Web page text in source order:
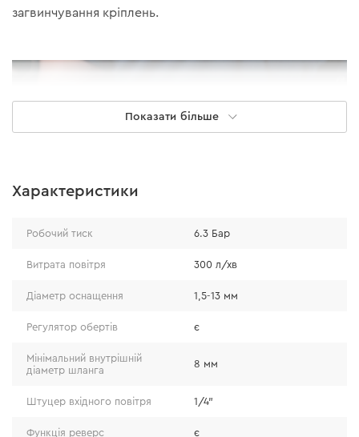
загвинчування кріплень.
Функціональність
розширює спектр виконуваних робіт (свердління,
та при роботі з деревом.
Показати більше
Характеристики
Робочий тиск 6.3 Бар
Витрата повітря 300 л/хв
Діаметр оснащення 1,5-13 мм
Регулятор обертів є
Мінімальний внутрішній
діаметр шланга
8 мм
Штуцер вхідного повітря 1/4"
Функція реверс є